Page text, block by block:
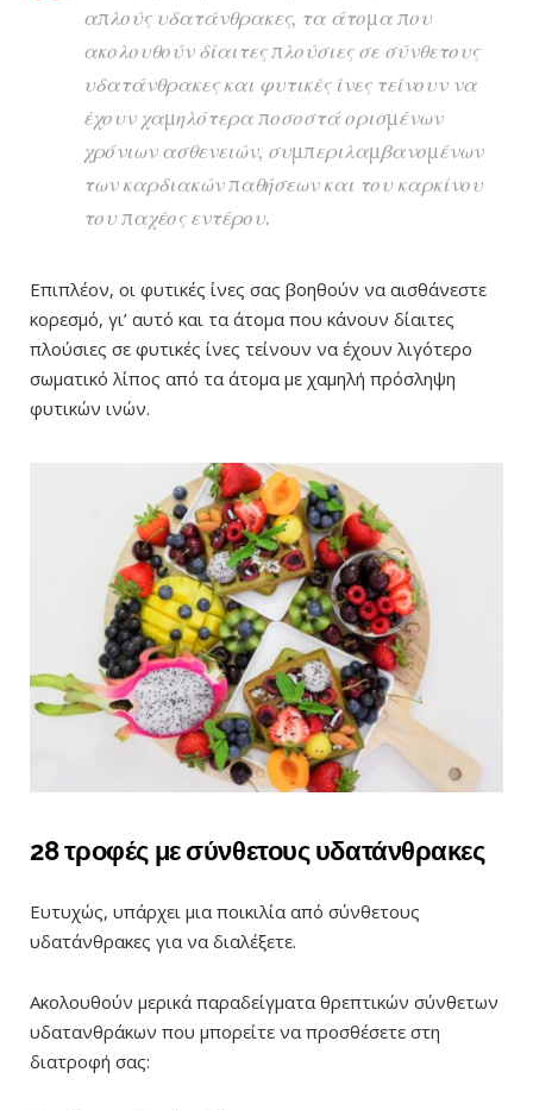
απλούς υδατάνθρακες, τα άτομα που
ακολουθούν δίαιτες πλούσιες σε σύνθετους
υδατάνθρακες και φυτικές ίνες τείνουν να
έχουν χαμηλότερα ποσοστά ορισμένων
χρόνιων ασθενειών, συμπεριλαμβανομένων
των καρδιακών παθήσεων και του καρκίνου
του παχέος εντέρου.
Επιπλέον, οι φυτικές ίνες σας βοηθούν να αισθάνεστε
κορεσμό, γι’ αυτό και τα άτομα που κάνουν δίαιτες
πλούσιες σε φυτικές ίνες τείνουν να έχουν λιγότερο
σωματικό λίπος από τα άτομα με χαμηλή πρόσληψη
φυτικών ινών.
28 τροφές με σύνθετους υδατάνθρακες
Ευτυχώς, υπάρχει μια ποικιλία από σύνθετους
υδατάνθρακες για να διαλέξετε.
Ακολουθούν μερικά παραδείγματα θρεπτικών σύνθετων
υδατανθράκων που μπορείτε να προσθέσετε στη
διατροφή σας: